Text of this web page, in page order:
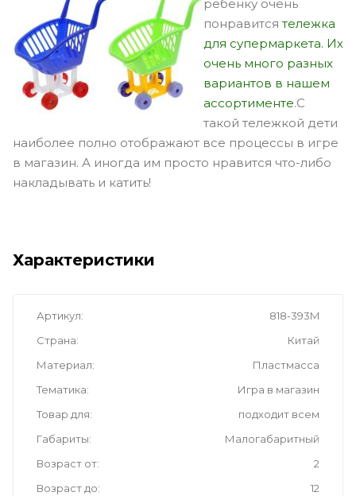
ребенку очень
понравитсятележка
для супермаркета. Их
очень много разных
вариантов в нашем
ассортименте.С
такой тележкой дети
наиболее полно отображают все процессы в игре
в магазин. А иногда им просто нравится что-либо
накладывать и катить!
Характеристики
Артикул
818-393M
Страна
Китай
Материал
Пластмасса
Тематика
Игра в магазин
Товар для
подходит всем
Габариты
Малогабаритный
Возраст от
2
Возраст до
12